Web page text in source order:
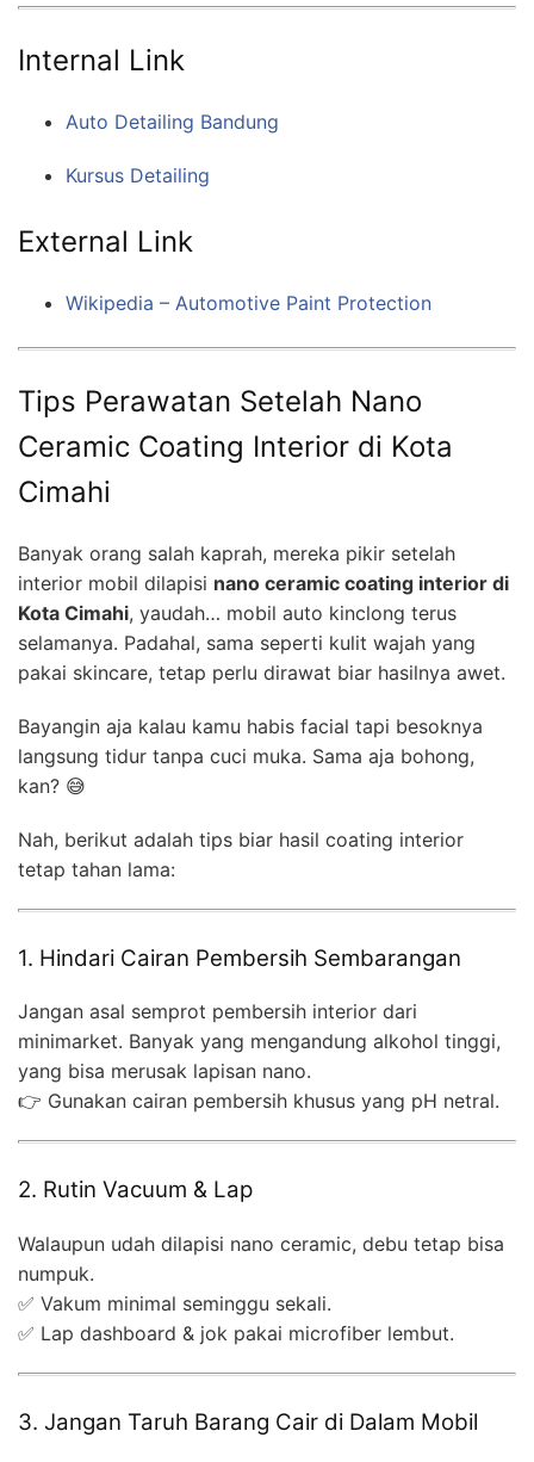
Internal Link
Auto Detailing Bandung
Kursus Detailing
External Link
Wikipedia – Automotive Paint Protection
Tips Perawatan Setelah Nano
Ceramic Coating Interior di Kota
Cimahi
Banyak orang salah kaprah, mereka pikir setelah
interior mobil dilapisi nano ceramic coating interior di
Kota Cimahi, yaudah… mobil auto kinclong terus
selamanya. Padahal, sama seperti kulit wajah yang
pakai skincare, tetap perlu dirawat biar hasilnya awet.
Bayangin aja kalau kamu habis facial tapi besoknya
langsung tidur tanpa cuci muka. Sama aja bohong,
kan? 😅
Nah, berikut adalah tips biar hasil coating interior
tetap tahan lama:
1. Hindari Cairan Pembersih Sembarangan
Jangan asal semprot pembersih interior dari
minimarket. Banyak yang mengandung alkohol tinggi,
yang bisa merusak lapisan nano.
👉 Gunakan cairan pembersih khusus yang pH netral.
2. Rutin Vacuum & Lap
Walaupun udah dilapisi nano ceramic, debu tetap bisa
numpuk.
✅ Vakum minimal seminggu sekali.
✅ Lap dashboard & jok pakai microfiber lembut.
3. Jangan Taruh Barang Cair di Dalam Mobil